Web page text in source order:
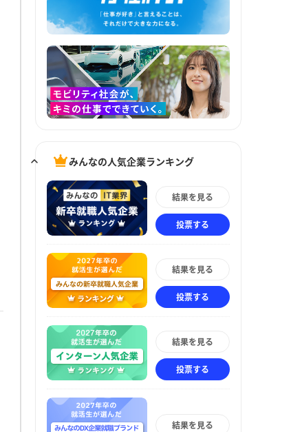
みんなの人気企業ランキング
結果を見る
投票する
結果を見る
投票する
結果を見る
投票する
結果を見る